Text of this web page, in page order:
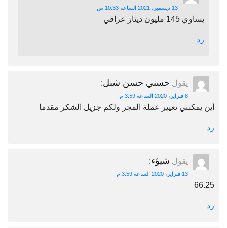
13 ديسمبر، 2021 الساعة 10:33 ص
يساوي 145 مليون دينار عراقي
رد
يقول حسني حسن شبل:
8 فبراير، 2020 الساعة 3:59 م
أين يمكنني تغيير عملة المجر ولكم جزيل الشكر مقدما
رد
يقول شيؤء:
13 فبراير، 2020 الساعة 3:59 م
66.25
رد